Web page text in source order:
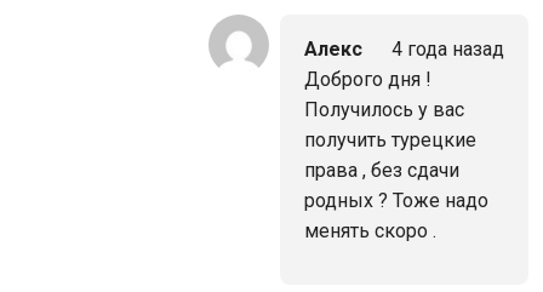
Алекс
4 года назад
Доброго дня !
Получилось у вас
получить турецкие
права , без сдачи
родных ? Тоже надо
менять скоро .